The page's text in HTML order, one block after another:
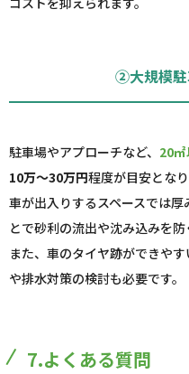
②大規模駐
駐車場やアプローチなど、 20
10万～30万円程度が目安となり
車が出入りするスペースでは
とで砂利の流出や沈み込みを防
また、車のタイヤ跡ができや
や排水対策の検討も必要です。
7.よくある質問